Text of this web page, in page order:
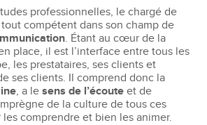
professionnelles, le chargé de
compétent dans son champ de
. Étant au cœur de la
place, il est l’interface entre tous les
les prestataires, ses clients et
ses clients. Il comprend donc la
, a lesens de l’écoute et de
de la culture de tous ces
comprendre et bien les animer.